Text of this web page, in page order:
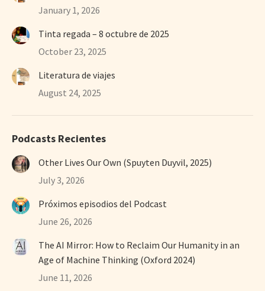
January 1, 2026
Tinta regada – 8 octubre de 2025
October 23, 2025
Literatura de viajes
August 24, 2025
Podcasts Recientes
Other Lives Our Own (Spuyten Duyvil, 2025)
July 3, 2026
Próximos episodios del Podcast
June 26, 2026
The AI Mirror: How to Reclaim Our Humanity in an
Age of Machine Thinking (Oxford 2024)
June 11, 2026